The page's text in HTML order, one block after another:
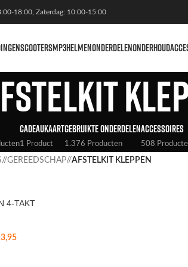
18:00, Zaterdag: 10:00-15:00
SCOOTERSMP3HELMENONDERDELENONDERHOUD
CADEAUKAART
1 Product
GEBRUIKTE ONDERDELEN
1.376 Producten
ACCESSOIRES
508
/ GEREEDSCHAP/ AFSTELKIT KLEPPEN
4-TAKT